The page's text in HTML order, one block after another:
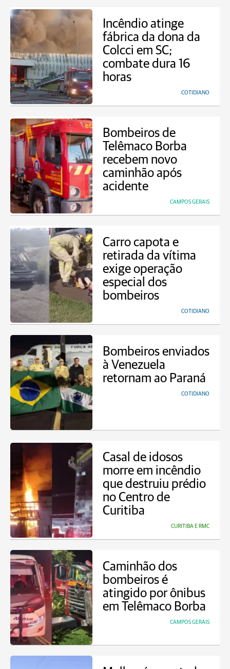
Incêndio atinge
fábrica da dona da
Colcci em SC;
combate dura 16
horas
COTIDIANO
Bombeiros de
Telêmaco Borba
recebem novo
caminhão após
acidente
CAMPOS GERAIS
Carro capota e
retirada da vítima
exige operação
especial dos
bombeiros
COTIDIANO
Bombeiros enviados
à Venezuela
retornam ao Paraná
COTIDIANO
Casal de idosos
morre em incêndio
que destruiu prédio
no Centro de
Curitiba
CURITIBA E RMC
Caminhão dos
bombeiros é
atingido por ônibus
em Telêmaco Borba
CAMPOS GERAIS